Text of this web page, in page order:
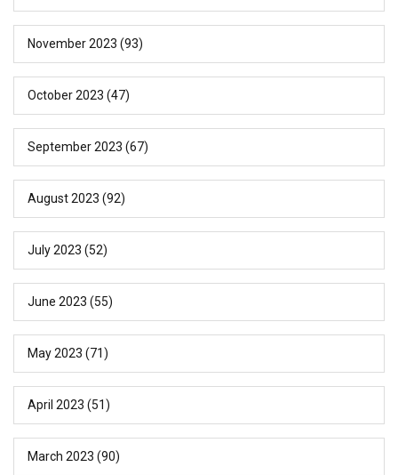
November 2023 (93)
October 2023 (47)
September 2023 (67)
August 2023 (92)
July 2023 (52)
June 2023 (55)
May 2023 (71)
April 2023 (51)
March 2023 (90)